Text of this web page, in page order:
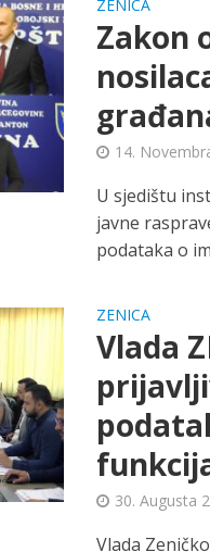
ZENICA
Zakon
14.
U sjedištu
javne
podataka o
ZENICA
Vlada
30. Augusta
Vlada